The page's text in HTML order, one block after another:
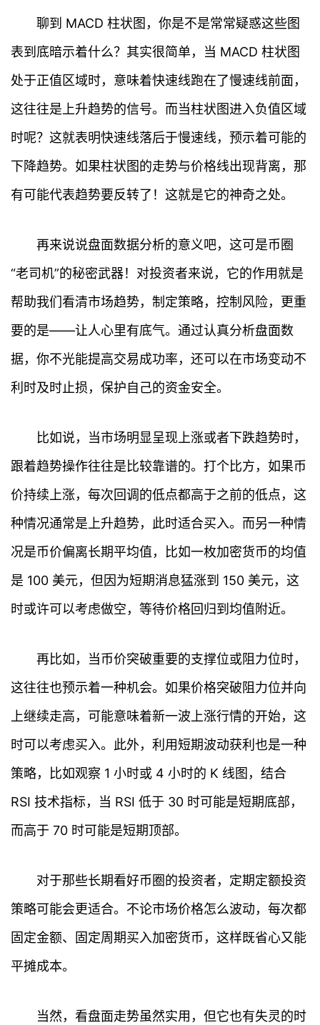
快
专
百
聊到 MACD 柱状图，你是不是常常疑惑这些图
表到底暗示着什么？其实很简单，当 MACD 柱状图
处于正值区域时，意味着快速线跑在了慢速线前面，
这往往是上升趋势的信号。而当柱状图进入负值区域
时呢？这就表明快速线落后于慢速线，预示着可能的
下降趋势。如果柱状图的走势与价格线出现背离，那
有可能代表趋势要反转了！这就是它的神奇之处。
再来说说盘面数据分析的意义吧，这可是币圈
“老司机”的秘密武器！对投资者来说，它的作用就是
帮助我们看清市场趋势，制定策略，控制风险，更重
要的是——让人心里有底气。通过认真分析盘面数
据，你不光能提高交易成功率，还可以在市场变动不
利时及时止损，保护自己的资金安全。
比如说，当市场明显呈现上涨或者下跌趋势时，
跟着趋势操作往往是比较靠谱的。打个比方，如果币
价持续上涨，每次回调的低点都高于之前的低点，这
种情况通常是上升趋势，此时适合买入。而另一种情
况是币价偏离长期平均值，比如一枚加密货币的均值
是 100 美元，但因为短期消息猛涨到 150 美元，这
时或许可以考虑做空，等待价格回归到均值附近。
再比如，当币价突破重要的支撑位或阻力位时，
这往往也预示着一种机会。如果价格突破阻力位并向
上继续走高，可能意味着新一波上涨行情的开始，这
时可以考虑买入。此外，利用短期波动获利也是一种
策略，比如观察 1 小时或 4 小时的 K 线图，结合
RSI 技术指标，当 RSI 低于 30 时可能是短期底部，
而高于 70 时可能是短期顶部。
对于那些长期看好币圈的投资者，定期定额投资
策略可能会更适合。不论市场价格怎么波动，每次都
固定金额、固定周期买入加密货币，这样既省心又能
平摊成本。
当然，看盘面走势虽然实用，但它也有失灵的时